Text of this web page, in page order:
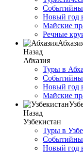
Новый год
Майские
Речные
Назад
Абхазия
Туры в
Новый год
Майские
Назад
Узбекистан
Туры в
Новый год